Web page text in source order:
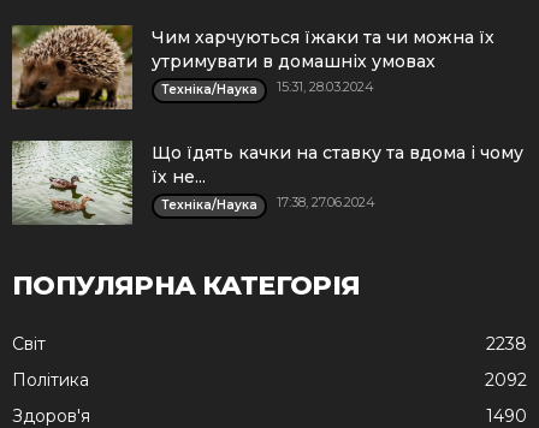
Чим харчуються їжаки та чи можна їх
утримувати в домашніх умовах
Техніка/Наука 15:31, 28.03.2024
Що їдять качки на ставку та вдома і чому
їх не...
Техніка/Наука 17:38, 27.06.2024
ПОПУЛЯРНА КАТЕГОРІЯ
Cвіт
2238
Політика
2092
Здоров'я
1490